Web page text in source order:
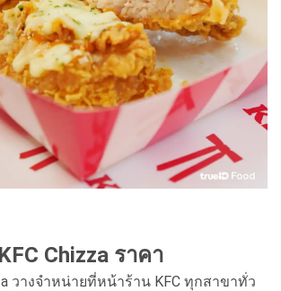
KFC Chizza ราคา
วางจำหน่ายที่หน้าร้าน KFC ทุกสาขาทั่ว